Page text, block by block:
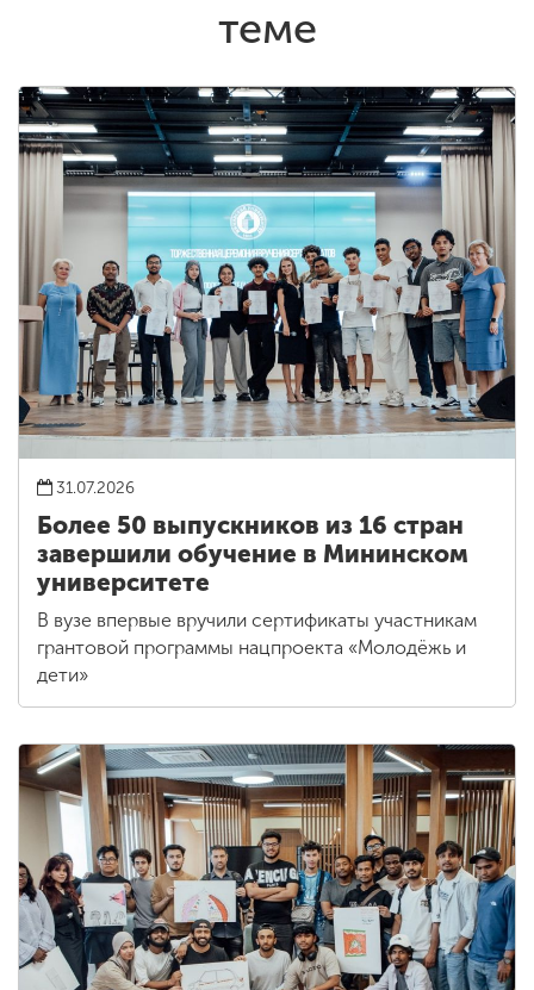
теме
31.07.2026
Более 50 выпускников из 16 стран
завершили обучение в Мининском
университете
В вузе впервые вручили сертификаты участникам
грантовой программы нацпроекта «Молодёжь и
дети»